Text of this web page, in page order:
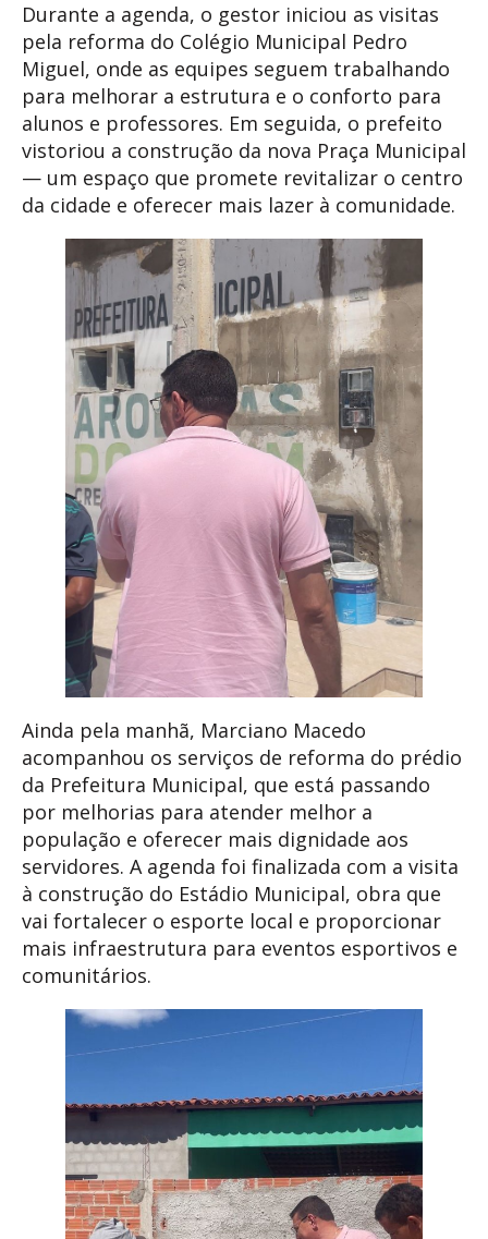
Durante a agenda, o gestor iniciou as visitas
pela reforma do Colégio Municipal Pedro
Miguel, onde as equipes seguem trabalhando
para melhorar a estrutura e o conforto para
alunos e professores. Em seguida, o prefeito
vistoriou a construção da nova Praça Municipal
— um espaço que promete revitalizar o centro
da cidade e oferecer mais lazer à comunidade.
Ainda pela manhã, Marciano Macedo
acompanhou os serviços de reforma do prédio
da Prefeitura Municipal, que está passando
por melhorias para atender melhor a
população e oferecer mais dignidade aos
servidores. A agenda foi finalizada com a visita
à construção do Estádio Municipal, obra que
vai fortalecer o esporte local e proporcionar
mais infraestrutura para eventos esportivos e
comunitários.